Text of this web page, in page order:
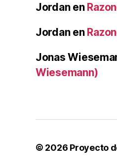
Jordanen
Jordanen
Jonas
Wiesemann)
© 2026 Proyecto